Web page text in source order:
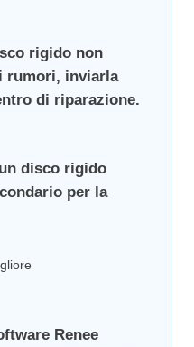
rigido non
rumori, inviarla
di riparazione.
disco rigido
per la
Renee